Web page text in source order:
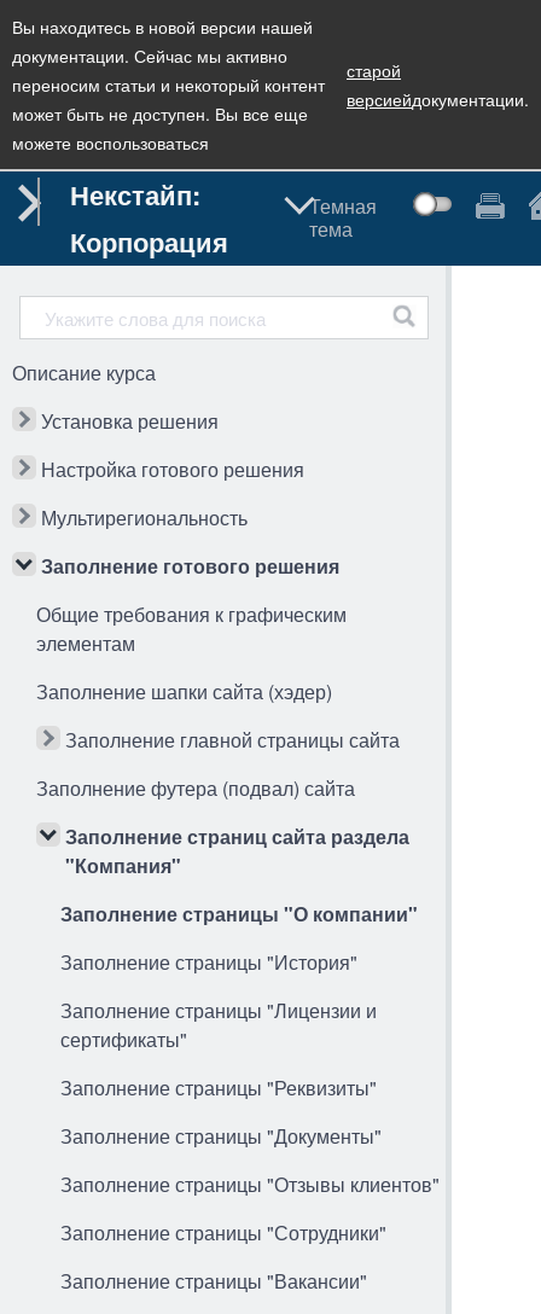
Вы находитесь в новой версии нашей
документации. Сейчас мы активно
переносим статьи и некоторый контент
может быть не доступен. Вы все еще
можете воспользоваться
старой
версиейдокументации.
Некстайп:
Корпорация
Темная
тема
Описание курса
Установка решения
Настройка готового решения
Мультирегиональность
Заполнение готового решения
Общие требования к графическим
элементам
Заполнение шапки сайта (хэдер)
Заполнение главной страницы сайта
Заполнение футера (подвал) сайта
Заполнение страниц сайта раздела
"Компания"
Заполнение страницы "О компании"
Заполнение страницы "История"
Заполнение страницы "Лицензии и
сертификаты"
Заполнение страницы "Реквизиты"
Заполнение страницы "Документы"
Заполнение страницы "Отзывы клиентов"
Заполнение страницы "Сотрудники"
Заполнение страницы "Вакансии"